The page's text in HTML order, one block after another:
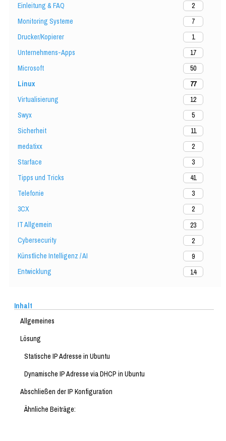
Einleitung & FAQ
2
Monitoring Systeme
7
Drucker/Kopierer
1
Unternehmens-Apps
17
Microsoft
50
Linux
77
Virtualisierung
12
Swyx
5
Sicherheit
11
medatixx
2
Starface
3
Tipps und Tricks
41
Telefonie
3
3CX
2
IT Allgemein
23
Cybersecurity
2
Künstliche Intelligenz / AI
9
Entwicklung
14
Inhalt
Allgemeines
Lösung
Statische IP Adresse in Ubuntu
Dynamische IP Adresse via DHCP in Ubuntu
Abschließen der IP Konfiguration
Ähnliche Beiträge: